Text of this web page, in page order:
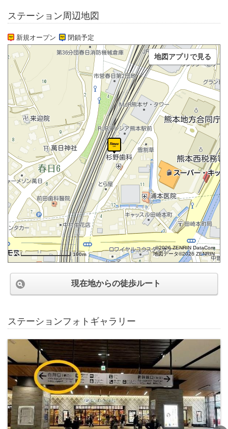
ステーション周辺地図
新規オープン 閉鎖予定
100m
©2026 ZENRIN DataCom
地図データ©2026 ZENRIN
地図アプリで見る
現在地からの徒歩ルート
ステーションフォトギャラリー